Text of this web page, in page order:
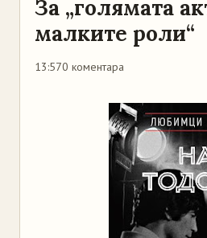
За „голямата
малките роли“
13:570 коментара